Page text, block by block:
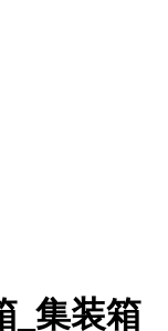
_集装箱